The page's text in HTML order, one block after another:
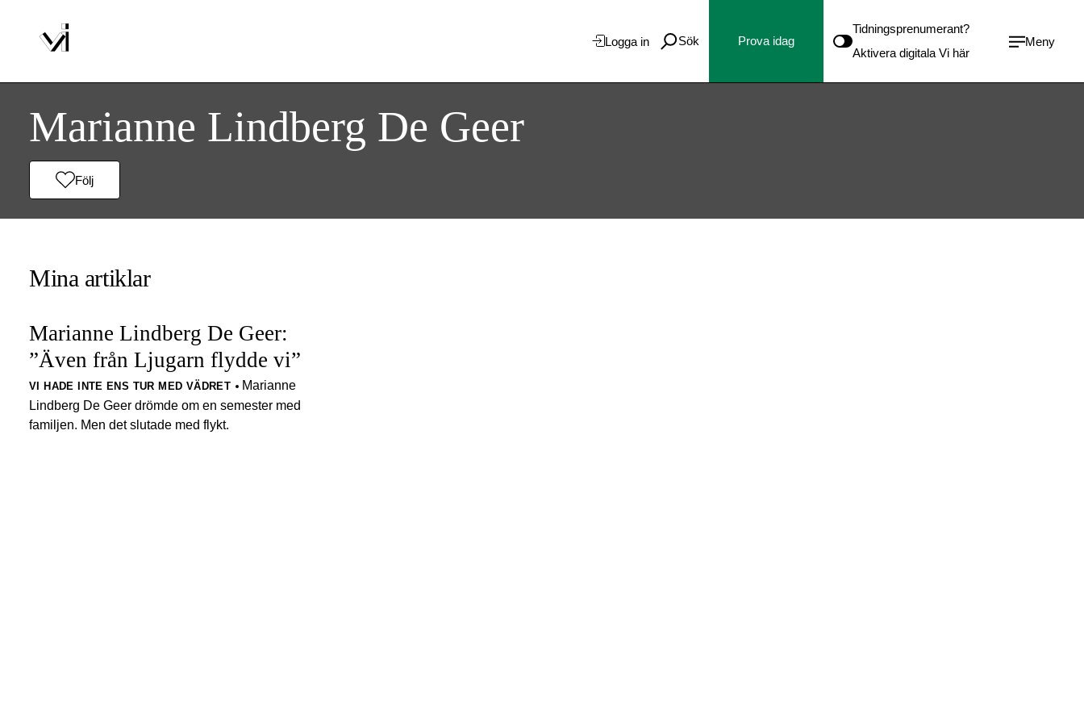
Logga in Sök Prova idag
Tidningsprenumerant?
Aktivera digitala Vi här
Meny
Marianne Lindberg De Geer
Följ
Mina artiklar
Marianne Lindberg De Geer:
”Även från Ljugarn flydde vi”
VI HADE INTE ENS TUR MED VÄDRET
Marianne
Lindberg De Geer drömde om en semester med
familjen. Men det slutade med flykt.